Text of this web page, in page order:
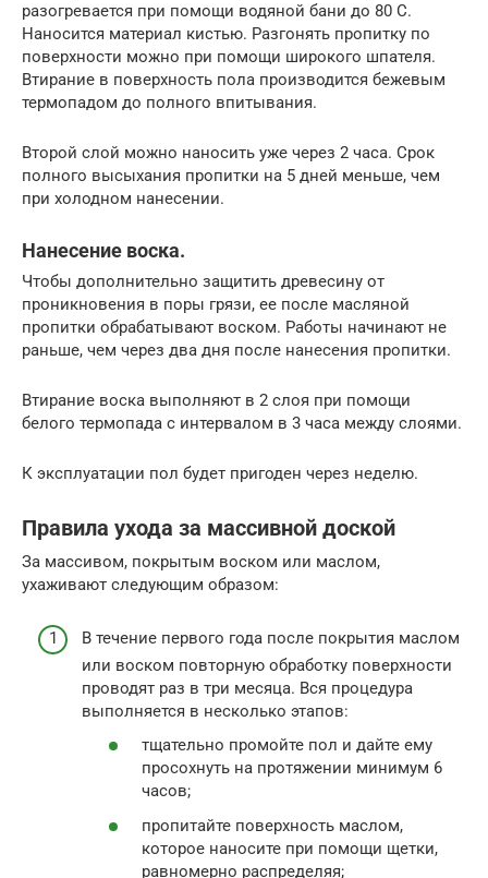
разогревается при помощи водяной бани до 80 C.
Наносится материал кистью. Разгонять пропитку по
поверхности можно при помощи широкого шпателя.
Втирание в поверхность пола производится бежевым
термопадом до полного впитывания.
Второй слой можно наносить уже через 2 часа. Срок
полного высыхания пропитки на 5 дней меньше, чем
при холодном нанесении.
Нанесение воска.
Чтобы дополнительно защитить древесину от
проникновения в поры грязи, ее после масляной
пропитки обрабатывают воском. Работы начинают не
раньше, чем через два дня после нанесения пропитки.
Втирание воска выполняют в 2 слоя при помощи
белого термопада с интервалом в 3 часа между слоями.
К эксплуатации пол будет пригоден через неделю.
Правила ухода за массивной доской
За массивом, покрытым воском или маслом,
ухаживают следующим образом:
В течение первого года после покрытия маслом
или воском повторную обработку поверхности
проводят раз в три месяца. Вся процедура
выполняется в несколько этапов:
тщательно промойте пол и дайте ему
просохнуть на протяжении минимум 6
часов;
пропитайте поверхность маслом,
которое наносите при помощи щетки,
равномерно распределяя;